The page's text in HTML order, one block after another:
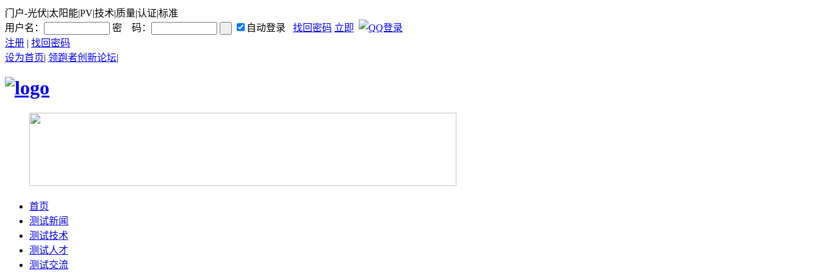
门户-光伏|太阳能|PV|技术|质量|认证|标准
用户名：
密 码： 自动登录 找回密码 立即
注册 | 找回密码
设为首页| 领跑者创新论坛|
首页
测试新闻
测试技术
测试人才
测试交流